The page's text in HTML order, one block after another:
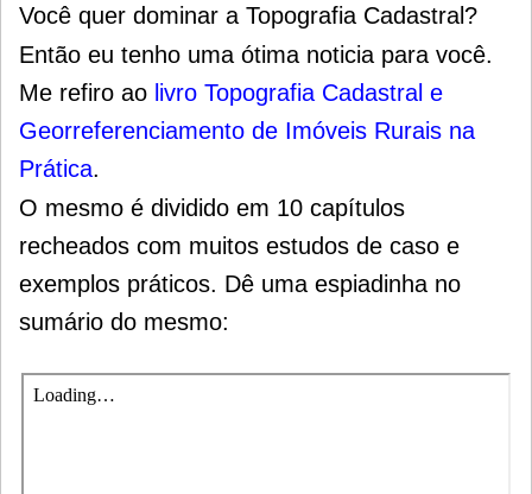
Você quer dominar a Topografia Cadastral?
Então eu tenho uma ótima noticia para você.
Me refiro ao livro Topografia Cadastral e
Georreferenciamento de Imóveis Rurais na
Prática.
O mesmo é dividido em 10 capítulos
recheados com muitos estudos de caso e
exemplos práticos. Dê uma espiadinha no
sumário do mesmo: